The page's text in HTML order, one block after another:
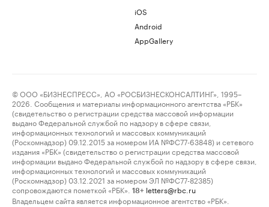
iOS
Android
AppGallery
© ООО «БИЗНЕСПРЕСС», АО «РОСБИЗНЕСКОНСАЛТИНГ», 1995–
2026. Сообщения и материалы информационного агентства «РБК»
(свидетельство о регистрации средства массовой информации
выдано Федеральной службой по надзору в сфере связи,
информационных технологий и массовых коммуникаций
(Роскомнадзор) 09.12.2015 за номером ИА №ФС77-63848) и сетевого
издания «РБК» (свидетельство о регистрации средства массовой
информации выдано Федеральной службой по надзору в сфере связи,
информационных технологий и массовых коммуникаций
(Роскомнадзор) 03.12.2021 за номером ЭЛ №ФС77-82385)
сопровождаются пометкой «РБК».
18+ letters@rbc.ru
Владельцем сайта является информационное агентство «РБК».